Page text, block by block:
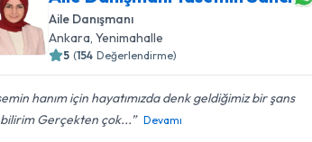
Aile Danışmanı
Ankara, Yenimahalle
5 (154 Değerlendirme)
hanım için hayatımızda denk geldiğimiz bir şans
Gerçekten çok...
Devamı